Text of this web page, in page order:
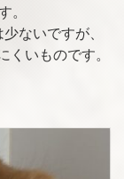
。
ないですが、
くいものです。